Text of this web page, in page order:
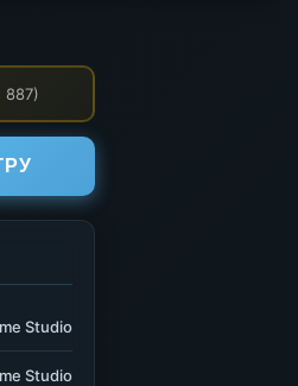
887)
Studio
Studio